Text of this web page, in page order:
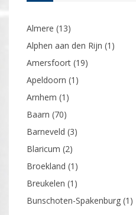
Almere (13)
Alphen aan den Rijn (1)
Amersfoort (19)
Apeldoorn (1)
Arnhem (1)
Baarn (70)
Barneveld (3)
Blaricum (2)
Broekland (1)
Breukelen (1)
Bunschoten-Spakenburg (1)